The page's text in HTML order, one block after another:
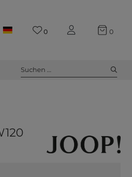
0 0
Suchen ...